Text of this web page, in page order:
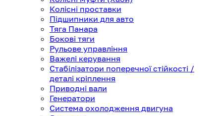
Колісні проставки
Підшипники для авто
Тяга Панара
Бокові тяги
Рульове управління
Важелі керування
Стабілізатори поперечної стійкості /
деталі кріплення
Приводні вали
Генератори
Система охолодження двигуна